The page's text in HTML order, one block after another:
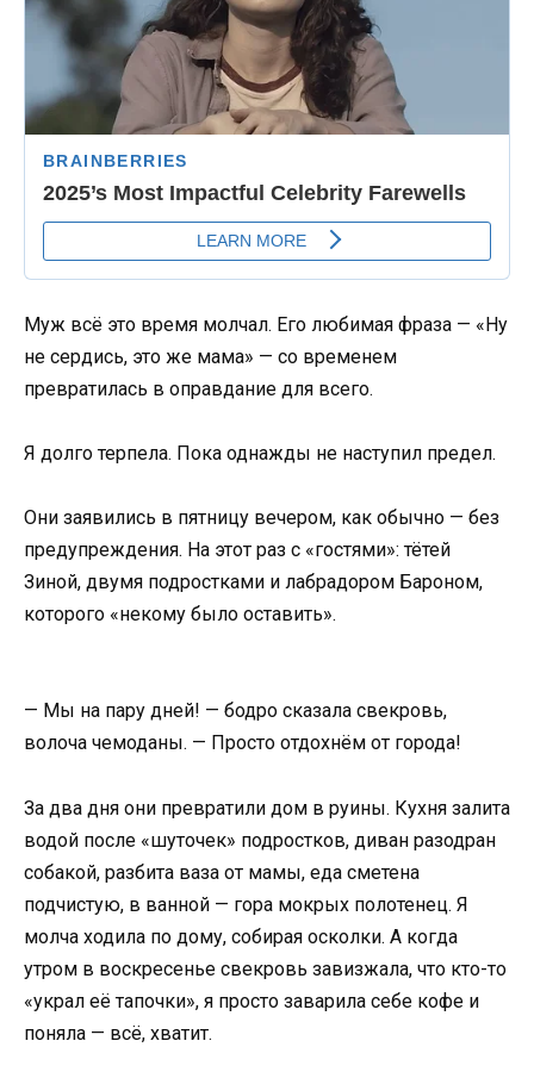
Муж всё это время молчал. Его любимая фраза — «Ну
не сердись, это же мама» — со временем
превратилась в оправдание для всего.
Я долго терпела. Пока однажды не наступил предел.
Они заявились в пятницу вечером, как обычно — без
предупреждения. На этот раз с «гостями»: тётей
Зиной, двумя подростками и лабрадором Бароном,
которого «некому было оставить».
— Мы на пару дней! — бодро сказала свекровь,
волоча чемоданы. — Просто отдохнём от города!
За два дня они превратили дом в руины. Кухня залита
водой после «шуточек» подростков, диван разодран
собакой, разбита ваза от мамы, еда сметена
подчистую, в ванной — гора мокрых полотенец. Я
молча ходила по дому, собирая осколки. А когда
утром в воскресенье свекровь завизжала, что кто-то
«украл её тапочки», я просто заварила себе кофе и
поняла — всё, хватит.